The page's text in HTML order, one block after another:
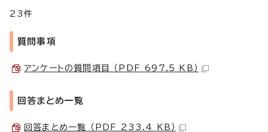
23件
質問事項
アンケートの質問項目 （PDF 697.5 KB）
回答まとめ一覧
回答まとめ一覧 （PDF 233.4 KB）